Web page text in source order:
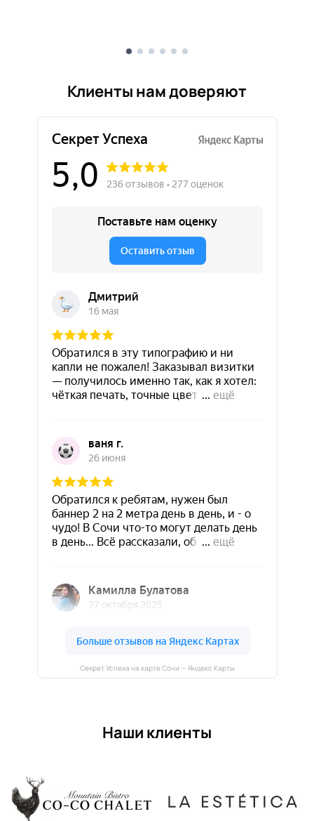
Клиенты нам доверяют
Секрет Успеха на карте Сочи — Яндекс Карты
Наши клиенты